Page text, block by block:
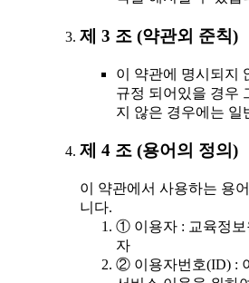
제 3 조 (약관외 준칙)
이 약관에 명시되지
규정 되어있을 경우
지 않은 경우에는 일
제 4 조 (용어의 정의)
이 약관에서 사용하는 용
니다.
① 이용자 : 교육정보
자
② 이용자번호(ID) :